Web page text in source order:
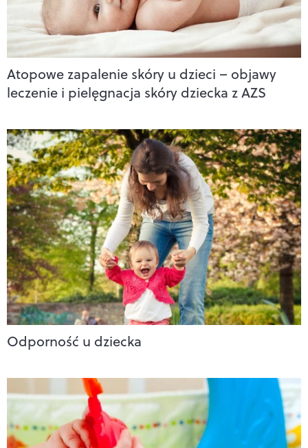
Atopowe zapalenie skóry u dzieci – objawy
leczenie i pielęgnacja skóry dziecka z AZS
Odporność u dziecka